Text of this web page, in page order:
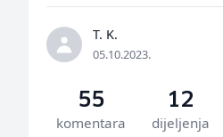
T. K.
05.10.2023.
55
komentara
12
dijeljenja